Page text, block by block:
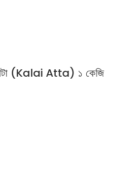
(Kalai Atta) ১ কেজি